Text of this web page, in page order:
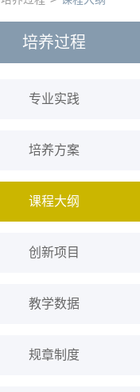
培养过程
专业实践
培养方案
课程大纲
创新项目
教学数据
规章制度